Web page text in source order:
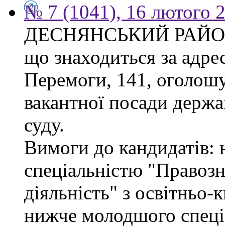
№ 7 (1041), 16 лютого
ДЕСНЯНСЬКИЙ
що знаходиться за
Перемоги, 141,
вакантної посади
суду.
Вимоги до кандидатів:
спеціальністю
діяльність" з
нижче молодшого